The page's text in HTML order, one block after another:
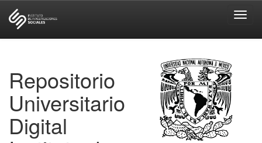
Repositorio
Universitario
Digital